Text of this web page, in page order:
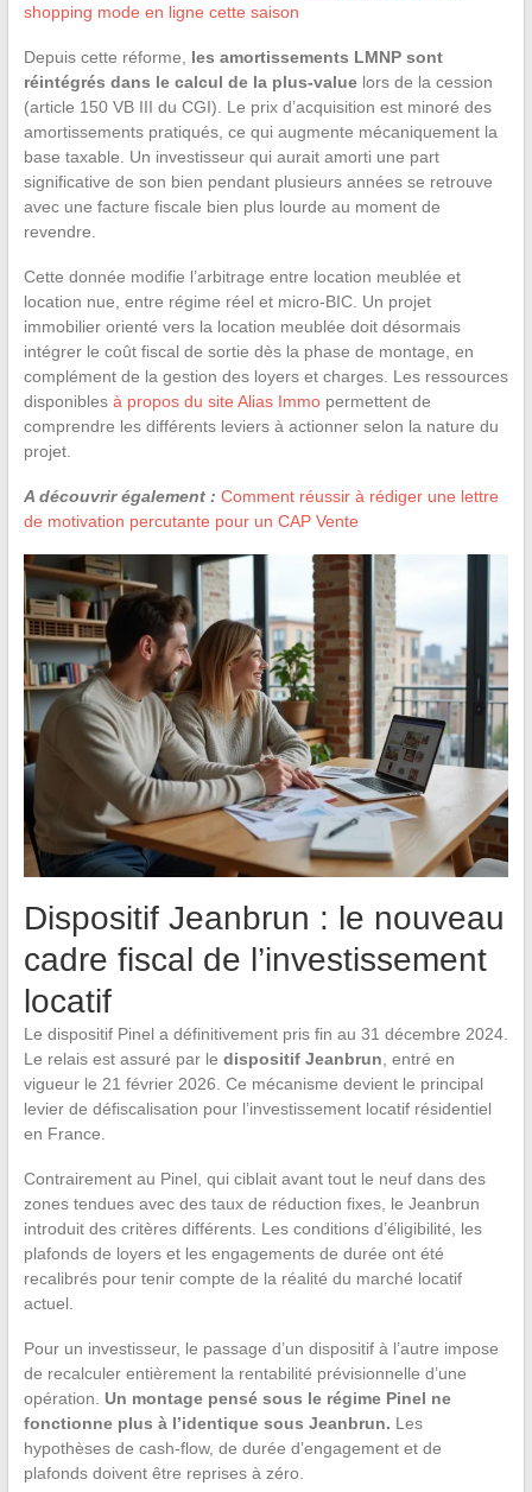
shopping mode en ligne cette saison
Depuis cette réforme, les amortissements LMNP sont
réintégrés dans le calcul de la plus-valuelors de la cession
(article 150 VB III du CGI). Le prix d’acquisition est minoré des
amortissements pratiqués, ce qui augmente mécaniquement la
base taxable. Un investisseur qui aurait amorti une part
significative de son bien pendant plusieurs années se retrouve
avec une facture fiscale bien plus lourde au moment de
revendre.
Cette donnée modifie l’arbitrage entre location meublée et
location nue, entre régime réel et micro-BIC. Un projet
immobilier orienté vers la location meublée doit désormais
intégrer le coût fiscal de sortie dès la phase de montage, en
complément de la gestion des loyers et charges. Les ressources
disponibles à propos du site Alias Immopermettent de
comprendre les différents leviers à actionner selon la nature du
projet.
A découvrir également : Comment réussir à rédiger une lettre
de motivation percutante pour un CAP Vente
Dispositif Jeanbrun : le nouveau
cadre fiscal de l’investissement
locatif
Le dispositif Pinel a définitivement pris fin au 31 décembre 2024.
Le relais est assuré par le dispositif Jeanbrun, entré en
vigueur le 21 février 2026. Ce mécanisme devient le principal
levier de défiscalisation pour l’investissement locatif résidentiel
en France.
Contrairement au Pinel, qui ciblait avant tout le neuf dans des
zones tendues avec des taux de réduction fixes, le Jeanbrun
introduit des critères différents. Les conditions d’éligibilité, les
plafonds de loyers et les engagements de durée ont été
recalibrés pour tenir compte de la réalité du marché locatif
actuel.
Pour un investisseur, le passage d’un dispositif à l’autre impose
de recalculer entièrement la rentabilité prévisionnelle d’une
opération. Un montage pensé sous le régime Pinel ne
fonctionne plus à l’identique sous Jeanbrun. Les
hypothèses de cash-flow, de durée d’engagement et de
plafonds doivent être reprises à zéro.